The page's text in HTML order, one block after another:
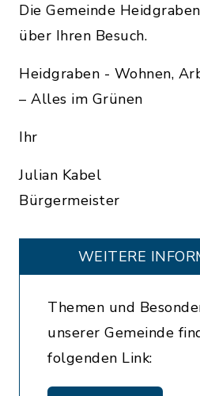
Die Gemeinde
über Ihren Besuch.
Heidgraben - Wohnen,
– Alles im Grünen
Ihr
Julian Kabel
Bürgermeister
WEITERE
Themen und
unserer Gemeinde
folgenden Link: